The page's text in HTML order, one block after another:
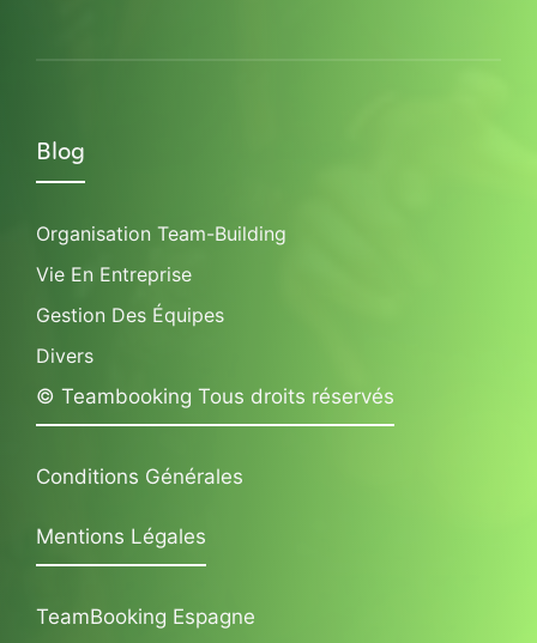
Blog
Organisation Team-Building
Vie En Entreprise
Gestion Des Équipes
Divers
© Teambooking Tous droits réservés
Conditions Générales
Mentions Légales
TeamBooking Espagne